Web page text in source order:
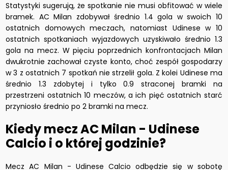
Statystyki sugerują, że spotkanie nie musi obfitować w wiele
bramek. AC Milan zdobywał średnio 1.4 gola w swoich 10
ostatnich domowych meczach, natomiast Udinese w 10
ostatnich spotkaniach wyjazdowych uzyskiwało średnio 1.3
gola na mecz. W pięciu poprzednich konfrontacjach Milan
dwukrotnie zachował czyste konto, choć zespół gospodarzy
w 3 z ostatnich 7 spotkań nie strzelił gola. Z kolei Udinese ma
średnio 1.3 zdobytej i tylko 0.9 straconej bramki na
przestrzeni ostatnich 10 meczów, a ich pięć ostatnich starć
przyniosło średnio po 2 bramki na mecz.
Kiedy mecz AC Milan - Udinese
Calcio i o której godzinie?
Mecz AC Milan - Udinese Calcio odbędzie się w sobotę